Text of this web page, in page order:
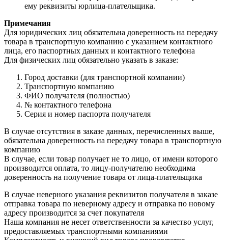
ему реквизиты юрлица-плательщика.
Примечания
Для юридических лиц обязательна доверенность на передачу
товара в транспортную компанию с указанием контактного
лица, его паспортных данных и контактного телефона
Для физических лиц обязательно указать в заказе:
Город доставки (для транспортной компании)
Транспортную компанию
ФИО получателя (полностью)
№ контактного телефона
Серия и номер паспорта получателя
В случае отсутствия в заказе данных, перечисленных выше,
обязательна доверенность на передачу товара в транспортную
компанию
В случае, если товар получает не то лицо, от имени которого
производится оплата, то лицу-получателю необходима
доверенность на получение товара от лица-плательщика
В случае неверного указания реквизитов получателя в заказе
отправка товара по неверному адресу и отправка по новому
адресу производится за счет покупателя
Наша компания не несет ответственности за качество услуг,
предоставляемых транспортными компаниями